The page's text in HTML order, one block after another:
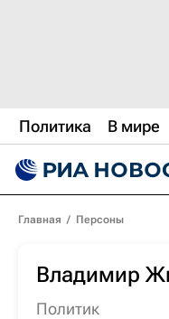
Политика В мире
Главная / Персоны
Владимир
политик